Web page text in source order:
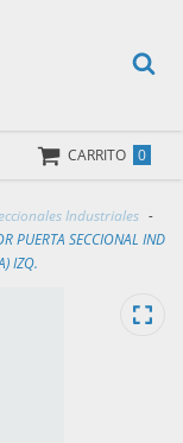
CARRITO 0
Industriales -
PUERTA SECCIONAL IND
IZQ.